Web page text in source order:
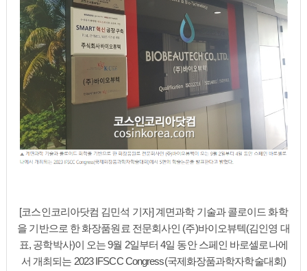
[코스인코리아닷컴 김민석 기자] 계면과학 기술과 콜로이드 화학
을 기반으로 한 화장품원료 전문회사인 (주)바이오뷰텍(김인영 대
표, 공학박사)이 오는 9월 2일부터 4일 동안 스페인 바로셀로나에
서 개최되는 2023 IFSCC Congress(국제화장품과학자학술대회)